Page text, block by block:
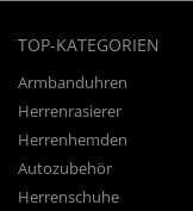
TOP-KATEGORIEN
Armbanduhren
Herrenrasierer
Herrenhemden
Autozubehör
Herrenschuhe